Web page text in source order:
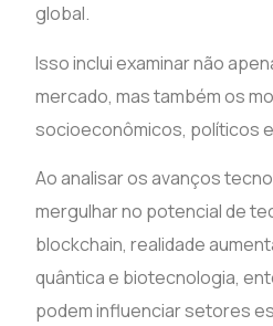
global.
Isso inclui examinar não
mercado, mas também os
socioeconômicos, políticos
Ao analisar os avanços
mergulhar no potencial de
blockchain, realidade
quântica e biotecnologia,
podem influenciar setores